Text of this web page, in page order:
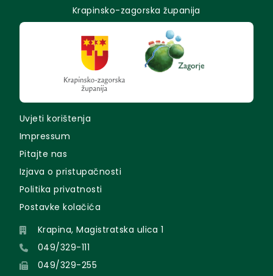
Krapinsko-zagorska županija
Uvjeti korištenja
Impressum
Pitajte nas
Izjava o pristupačnosti
Politika privatnosti
Postavke kolačića
Krapina, Magistratska ulica 1
049/329-111
049/329-255